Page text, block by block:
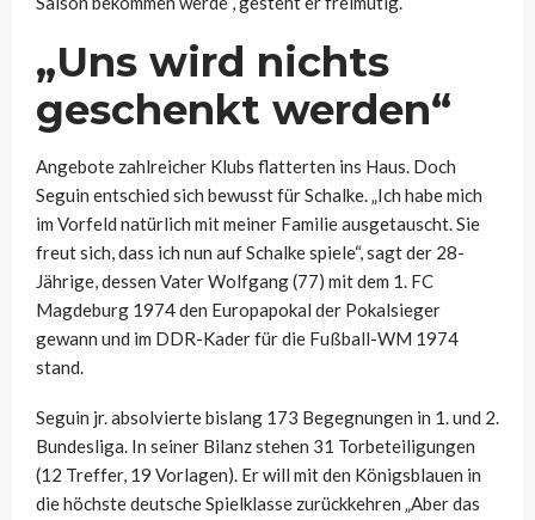
„Uns wird nichts
geschenkt werden“
Angebote zahlreicher Klubs flatterten ins Haus. Doch
Seguin entschied sich bewusst für Schalke. „Ich habe mich
im Vorfeld natürlich mit meiner Familie ausgetauscht. Sie
freut sich, dass ich nun auf Schalke spiele“, sagt der 28-
Jährige, dessen Vater Wolfgang (77) mit dem 1. FC
Magdeburg 1974 den Europapokal der Pokalsieger
gewann und im DDR-Kader für die Fußball-WM 1974
stand.
Seguin jr. absolvierte bislang 173 Begegnungen in 1. und 2.
Bundesliga. In seiner Bilanz stehen 31 Torbeteiligungen
(12 Treffer, 19 Vorlagen). Er will mit den Königsblauen in
die höchste deutsche Spielklasse zurückkehren „Aber das